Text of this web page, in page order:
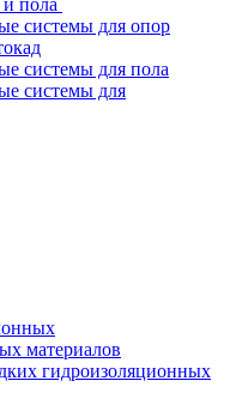
пола
системы для опор
системы для пола
системы для
материалов
гидроизоляционных